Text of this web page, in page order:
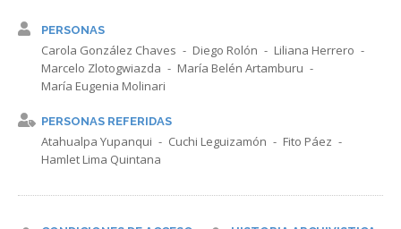
PERSONAS
Carola González Chaves Diego Rolón
Liliana Herrero
Marcelo Zlotogwiazda
María Belén Artamburu
María Eugenia Molinari
PERSONAS REFERIDAS
Atahualpa Yupanqui Cuchi Leguizamón
Fito Páez
Hamlet Lima Quintana